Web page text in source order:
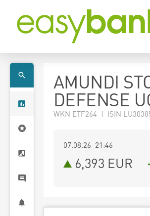
AMUNDI
DEFENSE
WKN ETF264 | ISIN
07.08.26 21:46
6,393 EUR